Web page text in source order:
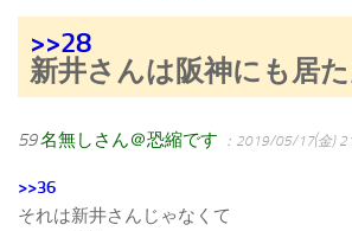
>>28
新井さんは阪神にも居
59名無しさん＠恐縮です ：2019/05/17(金)
>>36
それは新井さんじゃなくて